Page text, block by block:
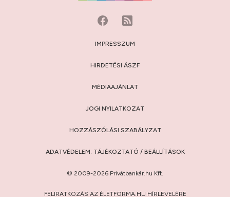
IMPRESSZUM
HIRDETÉSI ÁSZF
MÉDIAAJÁNLAT
JOGI NYILATKOZAT
HOZZÁSZÓLÁSI SZABÁLYZAT
ADATVÉDELEM: TÁJÉKOZTATÓ / BEÁLLÍTÁSOK
© 2009-2026 Privátbankár.hu Kft.
FELIRATKOZÁS AZ ÉLETFORMA.HU HÍRLEVELÉRE